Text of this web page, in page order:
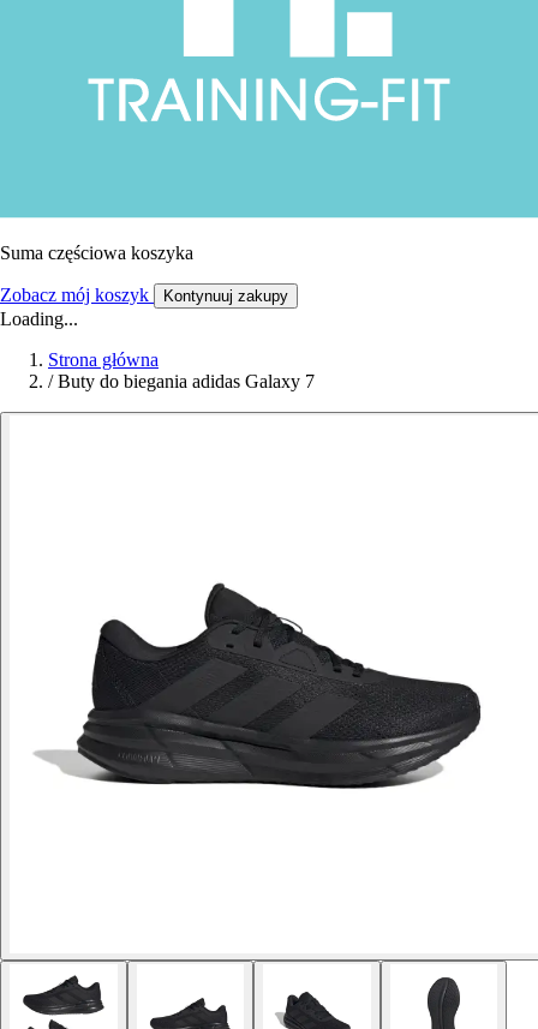
Suma częściowa koszyka
Zobacz mój koszyk Kontynuuj zakupy
Loading...
Strona główna
/ Buty do biegania adidas Galaxy 7